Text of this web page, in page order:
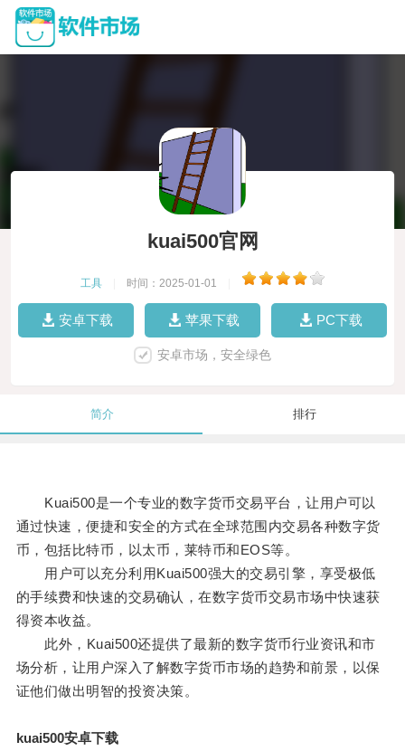
kuai500官网
工具 时间：2025-01-01
安卓下载 苹果下载 PC下载
安卓市场，安全绿色
简介 排行
Kuai500是一个专业的数字货币交易平台，让用户可以
通过快速，便捷和安全的方式在全球范围内交易各种数字货
币，包括比特币，以太币，莱特币和EOS等。
用户可以充分利用Kuai500强大的交易引擎，享受极低
的手续费和快速的交易确认，在数字货币交易市场中快速获
得资本收益。
此外，Kuai500还提供了最新的数字货币行业资讯和市
场分析，让用户深入了解数字货币市场的趋势和前景，以保
证他们做出明智的投资决策。
kuai500安卓下载